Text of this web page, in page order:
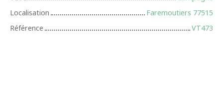
Localisation
Faremoutiers 77515
Référence
VT473